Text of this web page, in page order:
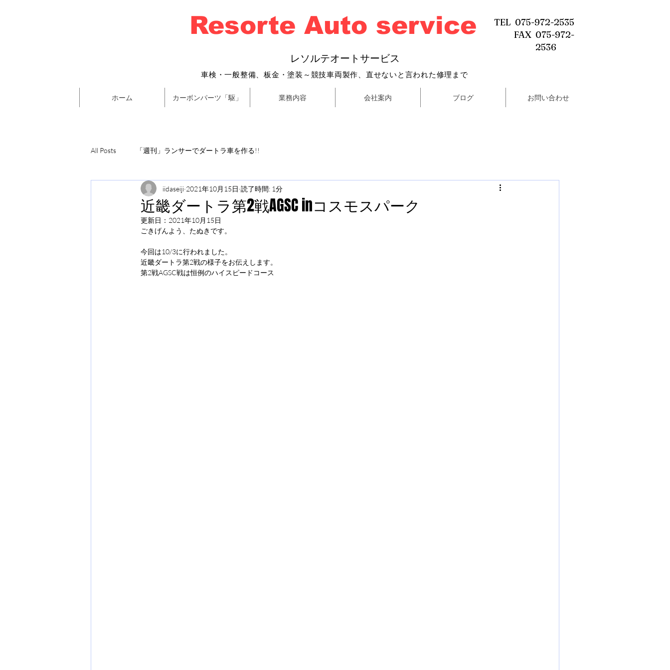
Resorte Auto service
レソルテオートサービス
TEL 075-972-2535
FAX 075-972-
2536
車検・一般整備、 板金・塗装～ 競技車両製作、直せないと言われた修理まで
ホーム カーボンパーツ「駆」 業務内容 会社案内 ブログ お問い合わせ
All Posts 「週刊」ランサーでダートラ車を作る!!
近畿ダートラ第2戦AGSC inコスモスパーク
iidaseiji 2021年10月15日 読了時間: 1分
更新日： 2021年10月15日
ごきげんよう、たぬきです。
今回は10/3に行われました。
近畿ダートラ第2戦の様子をお伝えします。
第2戦AGSC戦は恒例のハイスピードコース